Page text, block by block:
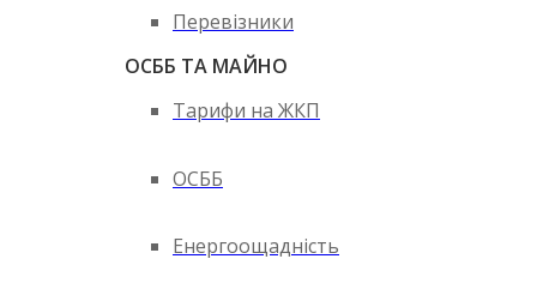
Перевізники
ОСББ ТА МАЙНО
Тарифи на ЖКП
ОСББ
Енергоощадність